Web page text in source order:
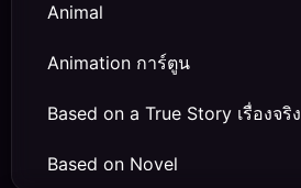
Animal
Animation การ์ตูน
Based on a True Story เรื่องจริง
Based on Novel